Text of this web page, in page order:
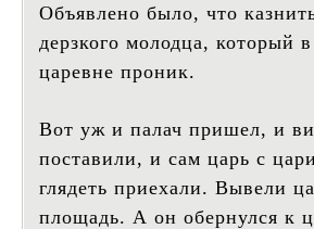
Объявлено было, что
дерзкого молодца, который
царевне проник.
Вот уж и палач пришел, и
поставили, и сам царь с
глядеть приехали. Вывели
площадь. А он обернулся к